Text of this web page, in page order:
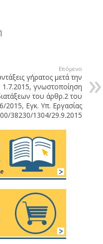
Επόμενο
γήρατος μετά την
1.7.2015, γνωστοποίηση
του άρθρ.2 του
2015, Εγκ. Υπ. Εργασίας
38230/1304/29.9.2015